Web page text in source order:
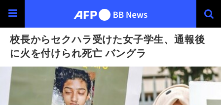
校長からセクハラ受けた女子学生、通報後
に火を付けられ死亡 バングラ